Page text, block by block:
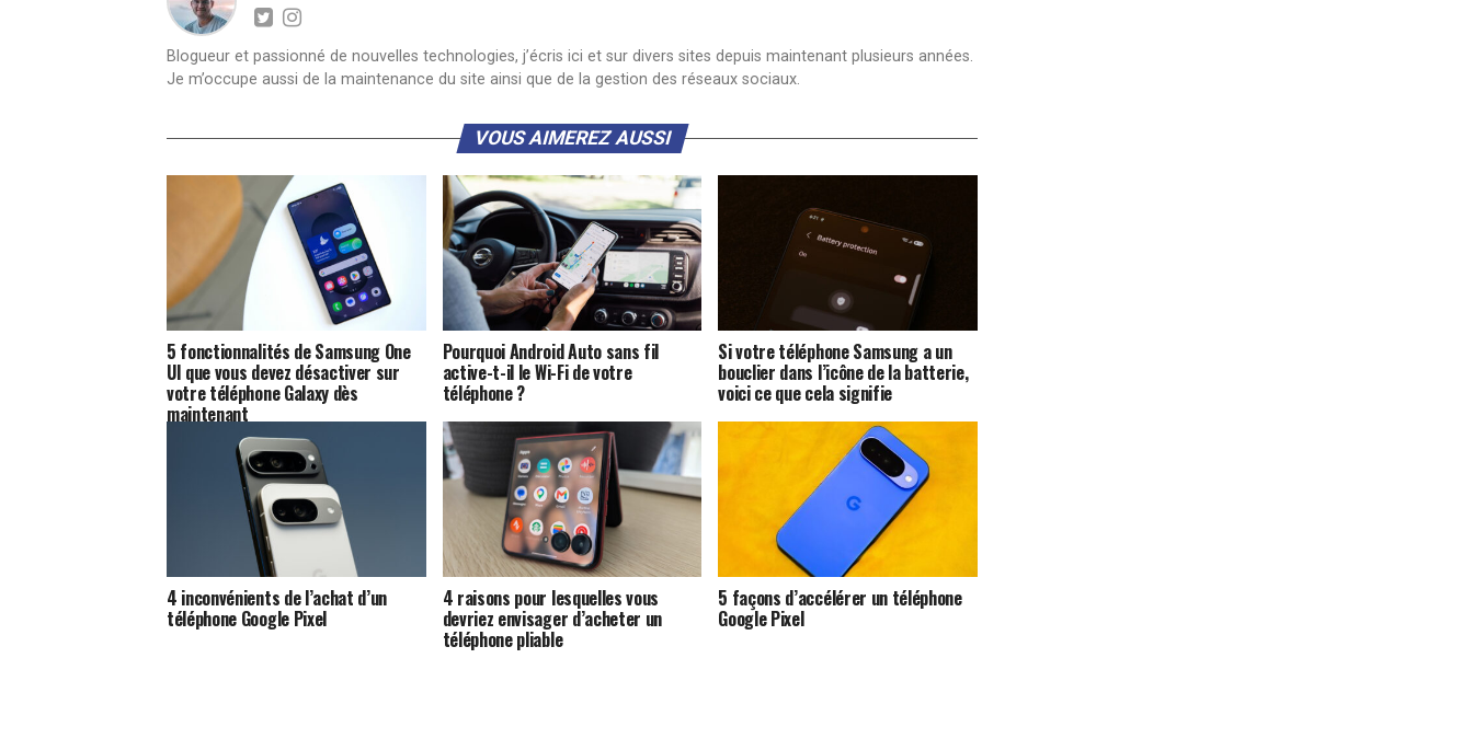
Blogueur et passionné de nouvelles technologies, j’écris ici et sur divers sites depuis maintenant plusieurs années.
Je m’occupe aussi de la maintenance du site ainsi que de la gestion des réseaux sociaux.
VOUS AIMEREZ AUSSI
5 fonctionnalités de Samsung One
UI que vous devez désactiver sur
votre téléphone Galaxy dès
maintenant
Pourquoi Android Auto sans fil
active-t-il le Wi-Fi de votre
téléphone ?
Si votre téléphone Samsung a un
bouclier dans l’icône de la batterie,
voici ce que cela signifie
4 inconvénients de l’achat d’un
téléphone Google Pixel
4 raisons pour lesquelles vous
devriez envisager d’acheter un
téléphone pliable
5 façons d’accélérer un téléphone
Google Pixel